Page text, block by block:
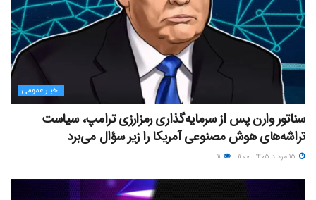
اخبار عمومی
سناتور وارن پس از سرمایه‌گذاری رمزارزی ترامپ، سیاست
تراشه‌های هوش مصنوعی آمریکا را زیر سؤال می‌برد